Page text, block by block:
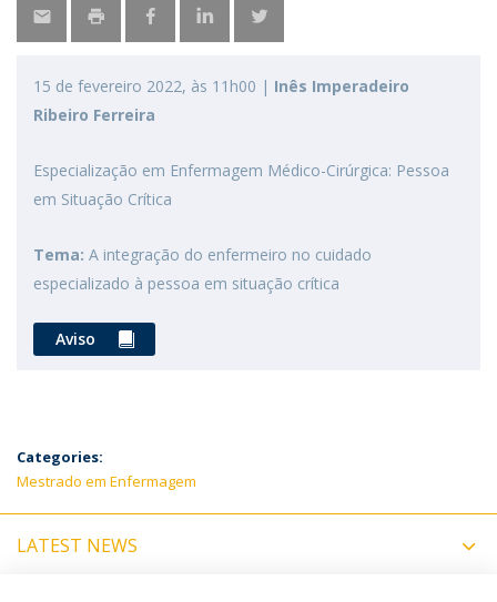
15 de fevereiro 2022, às 11h00 | Inês Imperadeiro
Ribeiro Ferreira
Especialização em Enfermagem Médico-Cirúrgica: Pessoa
em Situação Crítica
Tema: A integração do enfermeiro no cuidado
especializado à pessoa em situação crítica
Aviso
Categories:
Mestrado em Enfermagem
LATEST NEWS